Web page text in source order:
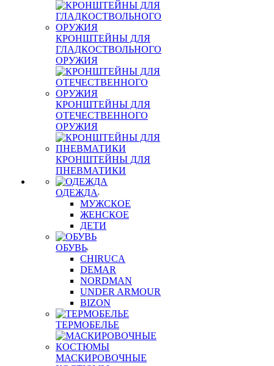
КРОНШТЕЙНЫ ДЛЯ
ГЛАДКОСТВОЛЬНОГО
ОРУЖИЯ
КРОНШТЕЙНЫ ДЛЯ
ОТЕЧЕСТВЕННОГО
ОРУЖИЯ
КРОНШТЕЙНЫ ДЛЯ
ПНЕВМАТИКИ
ОДЕЖДА
МУЖСКОЕ
ЖЕНСКОЕ
ДЕТИ
ОБУВЬ
CHIRUCA
DEMAR
NORDMAN
UNDER ARMOUR
BIZON
ТЕРМОБЕЛЬЕ
МАСКИРОВОЧНЫЕ